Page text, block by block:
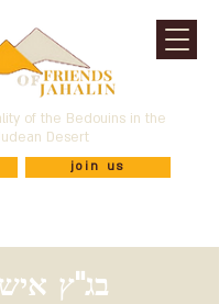
of the Bedouins in the
Desert
join us
בג"ץ